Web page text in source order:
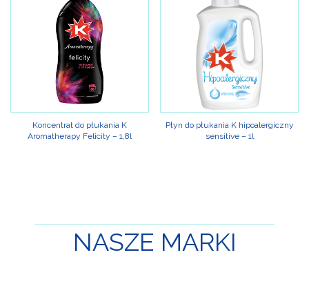
Koncentrat do płukania K
Aromatherapy Felicity – 1,8l
Płyn do płukania K hipoalergiczny
sensitive – 1l
NASZE MARKI